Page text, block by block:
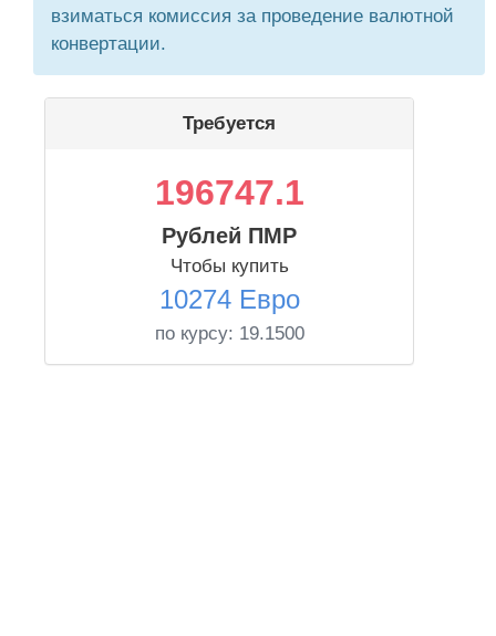
взиматься комиссия за проведение валютной
конвертации.
Требуется
196747.1
Рублей ПМР
Чтобы купить
10274 Евро
по курсу: 19.1500